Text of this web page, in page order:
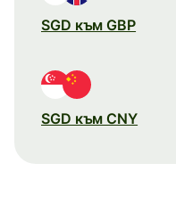
SGD към GBP
SGD към CNY